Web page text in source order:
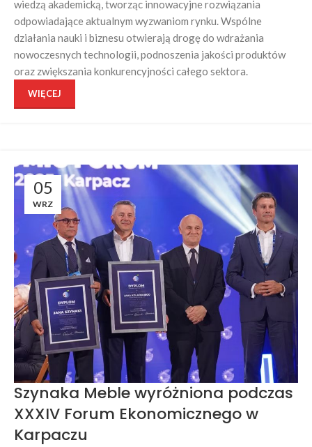
wiedzą akademicką, tworząc innowacyjne rozwiązania
odpowiadające aktualnym wyzwaniom rynku. Wspólne
działania nauki i biznesu otwierają drogę do wdrażania
nowoczesnych technologii, podnoszenia jakości produktów
oraz zwiększania konkurencyjności całego sektora.
WIĘCEJ
05
WRZ
Szynaka Meble wyróżniona podczas
XXXIV Forum Ekonomicznego w
Karpaczu